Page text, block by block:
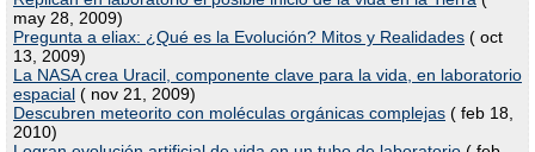
may 28, 2009)
Pregunta a eliax: ¿Qué es la Evolución? Mitos y Realidades ( oct
13, 2009)
La NASA crea Uracil, componente clave para la vida, en laboratorio
espacial ( nov 21, 2009)
Descubren meteorito con moléculas orgánicas complejas ( feb 18,
2010)